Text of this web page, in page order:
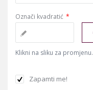
Označi kvadratić *
Klikni na sliku za promjenu.
Zapamti me!